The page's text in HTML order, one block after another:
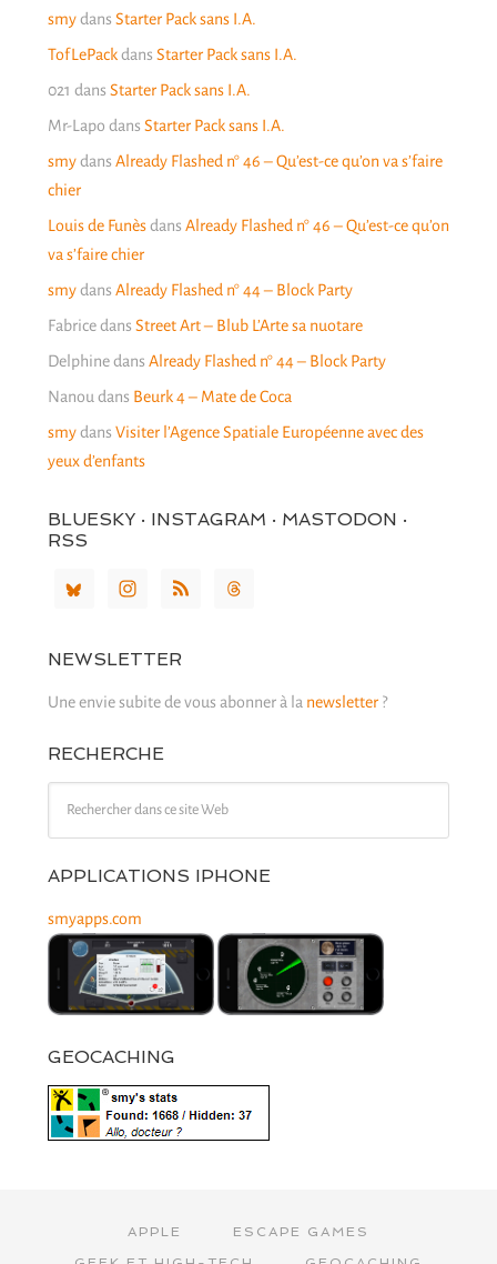
smydans Starter Pack sans I.A.
TofLePackdans Starter Pack sans I.A.
021 dans Starter Pack sans I.A.
Mr-Lapo dans Starter Pack sans I.A.
smydans Already Flashed n° 46 – Qu’est-ce qu’on va s’faire
chier
Louis de Funèsdans Already Flashed n° 46 – Qu’est-ce qu’on
va s’faire chier
smydans Already Flashed n° 44 – Block Party
Fabricedans Street Art – Blub L’Arte sa nuotare
Delphinedans Already Flashed n° 44 – Block Party
Nanoudans Beurk 4 – Mate de Coca
smydans Visiter l’Agence Spatiale Européenne avec des
yeux d’enfants
BLUESKY · INSTAGRAM · MASTODON ·
RSS
NEWSLETTER
Une envie subite de vous abonner à la newsletter?
RECHERCHE
APPLICATIONS IPHONE
smyapps.com
GEOCACHING
APPLE
ESCAPE GAMES